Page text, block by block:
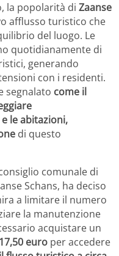
la popolarità di Zaanse
afflusso turistico che
del luogo. Le
quotidianamente di
generando
con i residenti.
segnalato come il
le abitazioni,
di questo
comunale di
Schans, ha deciso
a limitare il numero
la manutenzione
acquistare un
euro per accedere